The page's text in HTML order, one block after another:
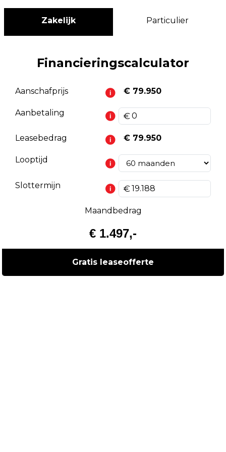
Zakelijk Particulier
Financieringscalculator
Aanschafprijs € 79.950
Aanbetaling
Leasebedrag € 79.950
Looptijd
Slottermijn
Maandbedrag
€ 1.497,-
Gratis leaseofferte